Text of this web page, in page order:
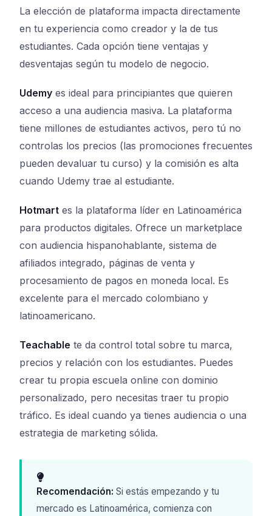
La elección de plataforma impacta directamente
en tu experiencia como creador y la de tus
estudiantes. Cada opción tiene ventajas y
desventajas según tu modelo de negocio.
Udemy es ideal para principiantes que quieren
acceso a una audiencia masiva. La plataforma
tiene millones de estudiantes activos, pero tú no
controlas los precios (las promociones frecuentes
pueden devaluar tu curso) y la comisión es alta
cuando Udemy trae al estudiante.
Hotmart es la plataforma líder en Latinoamérica
para productos digitales. Ofrece un marketplace
con audiencia hispanohablante, sistema de
afiliados integrado, páginas de venta y
procesamiento de pagos en moneda local. Es
excelente para el mercado colombiano y
latinoamericano.
Teachable te da control total sobre tu marca,
precios y relación con los estudiantes. Puedes
crear tu propia escuela online con dominio
personalizado, pero necesitas traer tu propio
tráfico. Es ideal cuando ya tienes audiencia o una
estrategia de marketing sólida.
Recomendación: Si estás empezando y tu
mercado es Latinoamérica, comienza con